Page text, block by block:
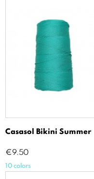
Casasol Bikini Summer
Price
€9.50
10 colors